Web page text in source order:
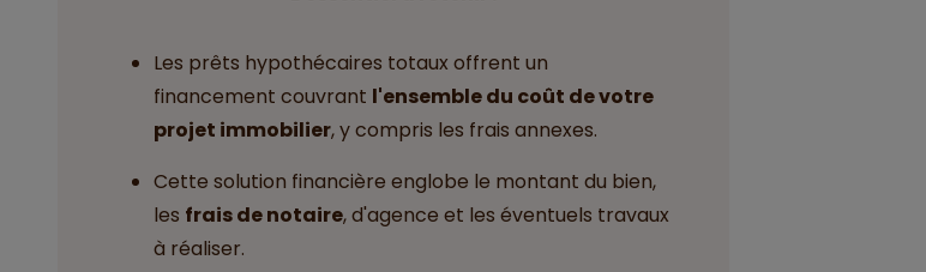
Les prêts hypothécaires totaux offrent un
financement couvrant l'ensemble du coût de votre
projet immobilier, y compris les frais annexes.
Cette solution financière englobe le montant du bien,
les frais de notaire, d'agence et les éventuels travaux
à réaliser.